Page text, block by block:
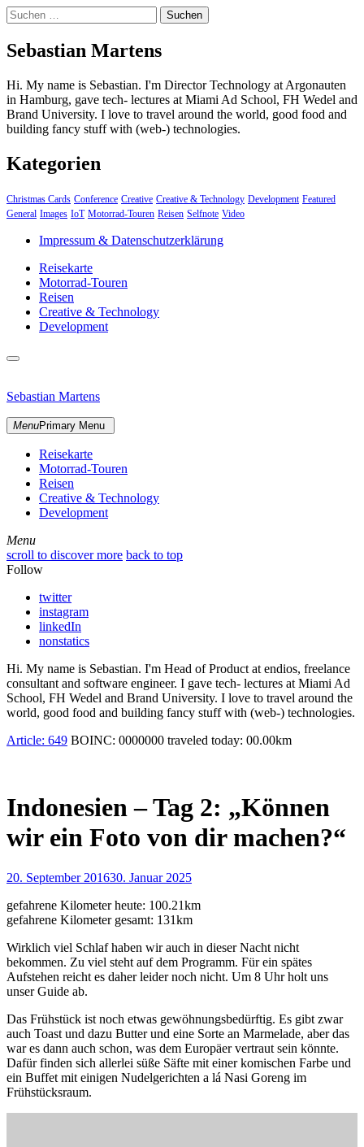
Suchen
nach:
Sebastian Martens
Hi. My name is Sebastian. I'm Director Technology at Argonauten
in Hamburg, gave tech- lectures at Miami Ad School, FH Wedel and
Brand University. I love to travel around the world, good food and
building fancy stuff with (web-) technologies.
Kategorien
Christmas Cards Conference Creative Creative & Technology Development Featured
General Images IoT Motorrad-Touren Reisen Selfnote Video
Impressum & Datenschutzerklärung
Reisekarte
Motorrad-Touren
Reisen
Creative & Technology
Development
close
content
Sebastian Martens
MenuPrimary Menu
Reisekarte
Motorrad-Touren
Reisen
Creative & Technology
Development
Menu
Menu
scroll to discover more back to top
Follow
twitter
instagram
linkedIn
nonstatics
Hi. My name is Sebastian. I'm Head of Product at endios, freelance
consultant and software engineer. I gave tech- lectures at Miami Ad
School, FH Wedel and Brand University. I love to travel around the
world, good food and building fancy stuff with (web-) technologies.
Article: 649 BOINC: 0000000 traveled today: 00.00km
Indonesien – Tag 2: „Können
wir ein Foto von dir machen?“
20. September 201630. Januar 2025
gefahrene Kilometer heute: 100.21km
gefahrene Kilometer gesamt: 131km
Wirklich viel Schlaf haben wir auch in dieser Nacht nicht
bekommen. Zu viel steht auf dem Programm. Für ein spätes
Aufstehen reicht es daher leider noch nicht. Um 8 Uhr holt uns
unser Guide ab.
Das Frühstück ist noch etwas gewöhnungsbedürftig. Es gibt zwar
auch Toast und dazu Butter und eine Sorte an Marmelade, aber das
war es dann auch schon, was dem Europäer vertraut sein könnte.
Dafür finden sich allerlei süße Säfte mit einer komischen Farbe und
ein Buffet mit einigen Nudelgerichten a lá Nasi Goreng im
Frühstücksraum.